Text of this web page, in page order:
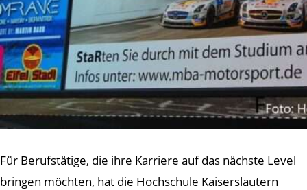
Für Berufstätige, die ihre Karriere auf das nächste Level
bringen möchten, hat die Hochschule Kaiserslautern